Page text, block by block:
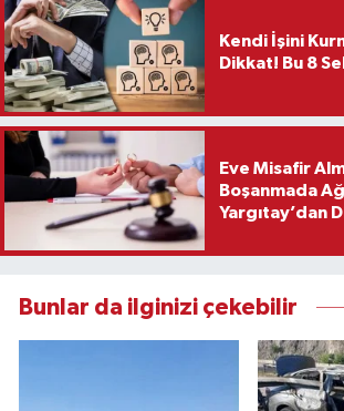
Kendi İşini
Dikkat! Bu 8
Eve Misafir
Boşanmada
Yargıtay’dan
Bunlar da ilginizi çekebilir